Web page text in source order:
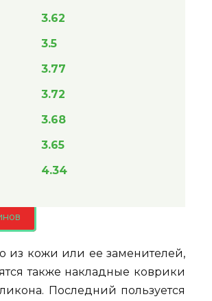
3.62
3.5
3.77
3.72
3.68
3.65
4.34
из кожи или ее заменителей,
также накладные коврики
Последний пользуется